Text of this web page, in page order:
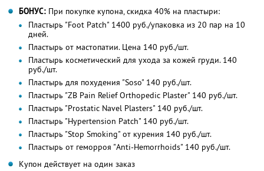
БОНУС: При покупке купона, скидка 40% на пластыри:
Пластырь "Foot Patch" 1400 руб./упаковка из 20 пар на 10
дней.
Пластырь от мастопатии. Цена 140 руб./шт.
Пластырь косметический для ухода за кожей груди. 140
руб./шт.
Пластырь для похудения "Soso" 140 руб./шт.
Пластырь "ZB Pain Relief Orthopedic Plaster" 140 руб./шт.
Пластырь "Prostatic Navel Plasters" 140 руб./шт.
Пластырь "Hypertension Patch" 140 руб./шт.
Пластырь "Stop Smoking" от курения 140 руб./шт.
Пластырь от геморроя "Anti-Hemorrhoids" 140 руб./шт.
Купон действует на один заказ